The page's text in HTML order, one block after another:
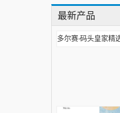
最新产品